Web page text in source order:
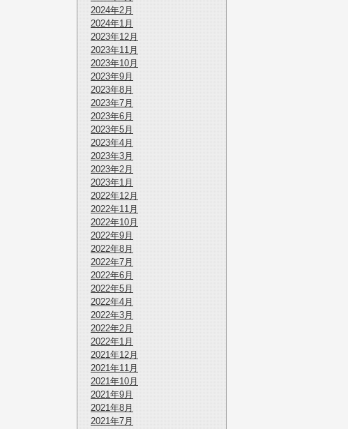
2024年2月
2024年1月
2023年12月
2023年11月
2023年10月
2023年9月
2023年8月
2023年7月
2023年6月
2023年5月
2023年4月
2023年3月
2023年2月
2023年1月
2022年12月
2022年11月
2022年10月
2022年9月
2022年8月
2022年7月
2022年6月
2022年5月
2022年4月
2022年3月
2022年2月
2022年1月
2021年12月
2021年11月
2021年10月
2021年9月
2021年8月
2021年7月